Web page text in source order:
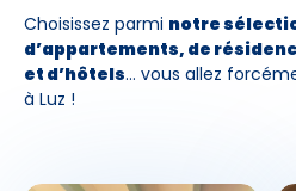
Choisissez parmi notre
d’appartements, de
et d’hôtels… vous allez
à Luz !